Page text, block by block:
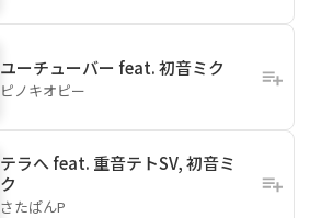
ユーチューバー feat. 初音ミク
ピノキオピー
テラへ feat. 重音テトSV, 初音ミ
ク
さたぱんP